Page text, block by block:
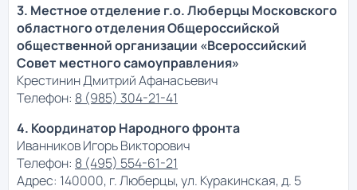
3. Местное отделение г.о. Люберцы Московского
областного отделения Общероссийской
общественной организации «Всероссийский
Совет местного самоуправления»
Крестинин Дмитрий Афанасьевич
Телефон: 8 (985) 304-21-41
4. Координатор Народного фронта
Иванников Игорь Викторович
Телефон: 8 (495) 554-61-21
Адрес: 140000, г. Люберцы, ул. Куракинская, д. 5